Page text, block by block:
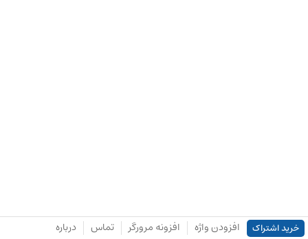
خرید اشتراک افزودن واژه افزونه مرورگر تماس درباره